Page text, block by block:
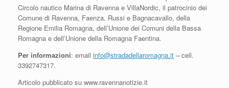
Circolo nautico Marina di Ravenna e VillaNordic, il patrocinio dei
Comune di Ravenna, Faenza, Russi e Bagnacavallo, della
Regione Emilia Romagna, dell’Unione dei Comuni della Bassa
Romagna e dell’Unione della Romagna Faentina.
Per informazioni: email info@stradadellaromagna.it – cell.
3392747317.
Articolo pubblicato su www.ravennanotizie.it